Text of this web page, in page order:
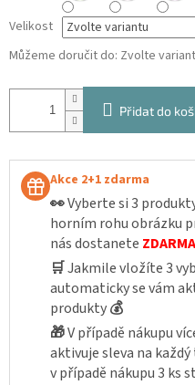
Velikost
Můžeme doručit do: Zvolte
Přidat do
Akce 2+1 zdarma
👀Vyberte si 3
horním rohu obrázku
nás dostanete
🛒Jakmile vložíte 3
automaticky se vám
produkty💰
🎁V případě nákupu
aktivuje sleva na
v případě nákupu 3 ks